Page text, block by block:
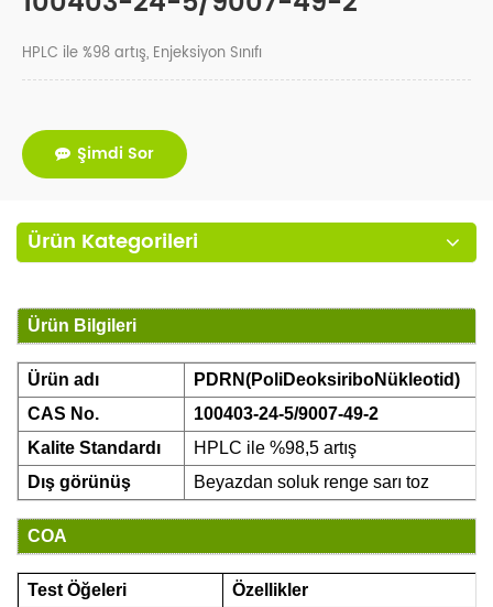
HPLC ile %98 artış, Enjeksiyon Sınıfı
Şimdi Sor
Ürün Kategorileri
Ürün Bilgileri
Ürün adı
PDRN(PoliDeoksiriboNükleotid)
CAS No.
100403-24-5/9007-49-2
Kalite Standardı
HPLC ile %98,5 artış
Dış görünüş
Beyazdan soluk renge sarı toz
COA
Test Öğeleri
Özellikler